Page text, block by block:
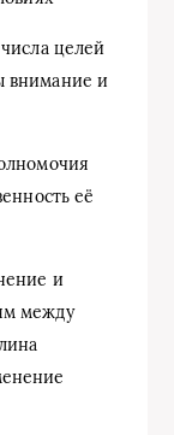
целей
внимание и
её
и
между